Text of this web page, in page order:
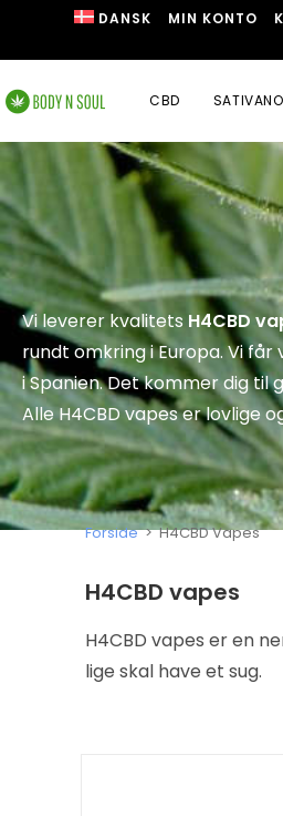
DANSK MIN KONTO
CBD
Vi leverer kvalitets H4CBD
rundt omkring i Europa. Vi
i Spanien. Det kommer dig til
Alle H4CBD vapes er lovlige
Forside > H4CBD Vapes
H4CBD vapes
H4CBD vapes er en
lige skal have et sug.